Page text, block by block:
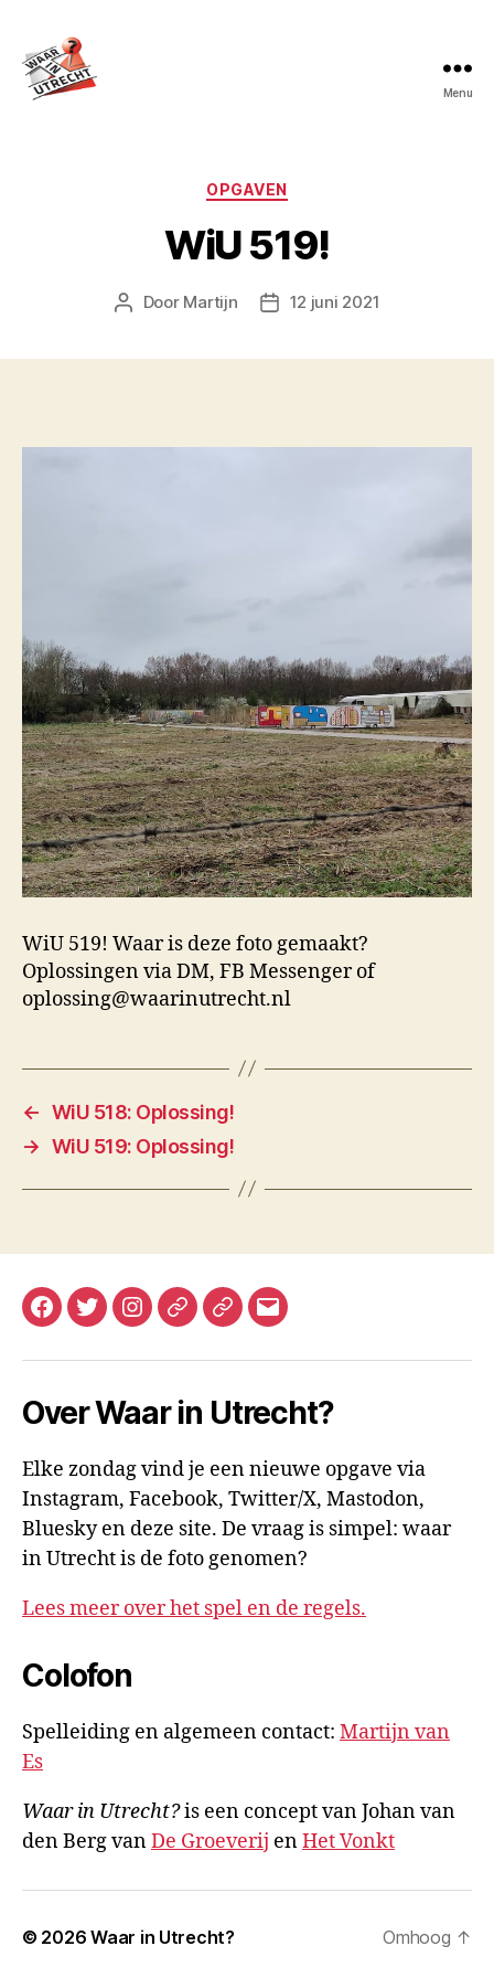
Menu
Categorieën
OPGAVEN
WiU 519!
Berichtauteur
Door Martijn Berichtdatum
12 juni 2021
WiU 519! Waar is deze foto gemaakt?
Oplossingen via DM, FB Messenger of
oplossing@waarinutrecht.nl
← WiU 518: Oplossing!
→ WiU 519: Oplossing!
Facebook
TwitterInstagramMastodon
Bluesky
E-
Over Waar in Utrecht?
Elke zondag vind je een nieuwe opgave via
Instagram, Facebook, Twitter/X, Mastodon,
Bluesky en deze site. De vraag is simpel: waar
in Utrecht is de foto genomen?
Lees meer over het spel en de regels.
Colofon
Spelleiding en algemeen contact: Martijn van
Es
Waar in Utrecht?is een concept van Johan van
den Berg vanDe Groeverij enHet Vonkt
© 2026Waar in Utrecht? Omhoog ↑